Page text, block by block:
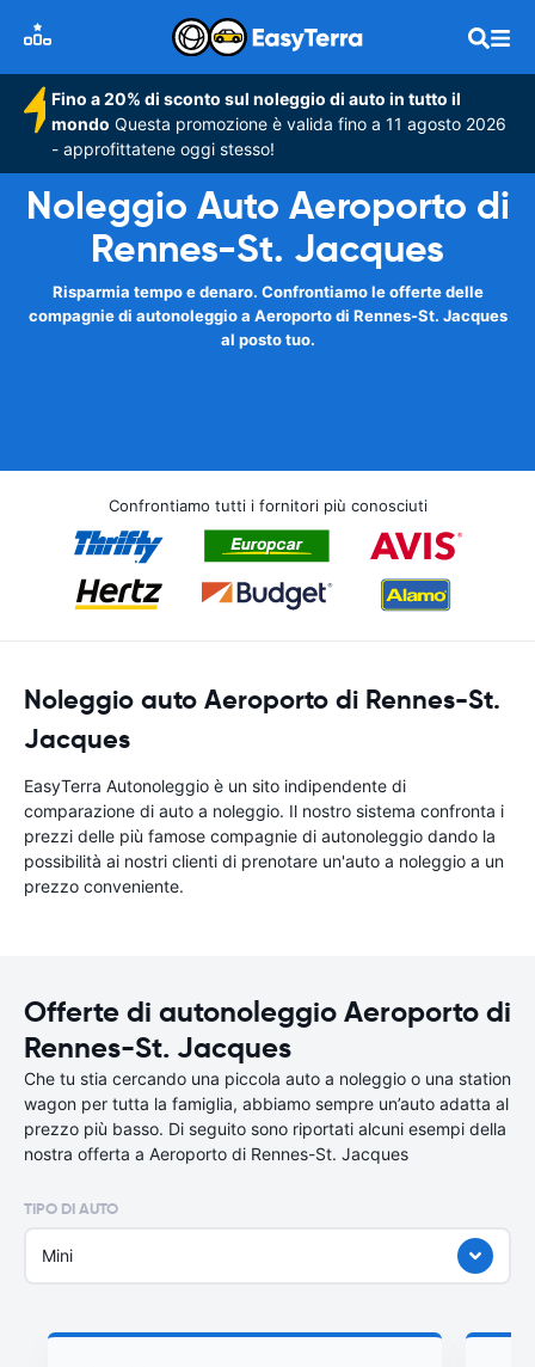
Fino a 20% di sconto sul noleggio di auto in tutto il
mondo Questa promozione è valida fino a 11 agosto 2026
- approfittatene oggi stesso!
Noleggio Auto Aeroporto di
Rennes-St. Jacques
Risparmia tempo e denaro. Confrontiamo le offerte delle
compagnie di autonoleggio a Aeroporto di Rennes-St. Jacques
al posto tuo.
Confrontiamo tutti i fornitori più conosciuti
Noleggio auto Aeroporto di Rennes-St.
Jacques
EasyTerra Autonoleggio è un sito indipendente di
comparazione di auto a noleggio. Il nostro sistema confronta i
prezzi delle più famose compagnie di autonoleggio dando la
possibilità ai nostri clienti di prenotare un'auto a noleggio a un
prezzo conveniente.
Offerte di autonoleggio Aeroporto di
Rennes-St. Jacques
Che tu stia cercando una piccola auto a noleggio o una station
wagon per tutta la famiglia, abbiamo sempre un’auto adatta al
prezzo più basso. Di seguito sono riportati alcuni esempi della
nostra offerta a Aeroporto di Rennes-St. Jacques
TIPO DI AUTO
Mini